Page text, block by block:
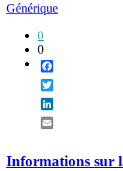
Générique
0
0
Informations sur